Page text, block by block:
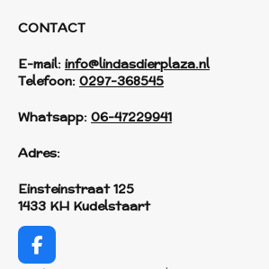
CONTACT
E-mail: info@lindasdierplaza.nl
Telefoon: 0297-368545
Whatsapp: 06-47229941
Adres:
Einsteinstraat 125
1433 KH Kudelstaart
F